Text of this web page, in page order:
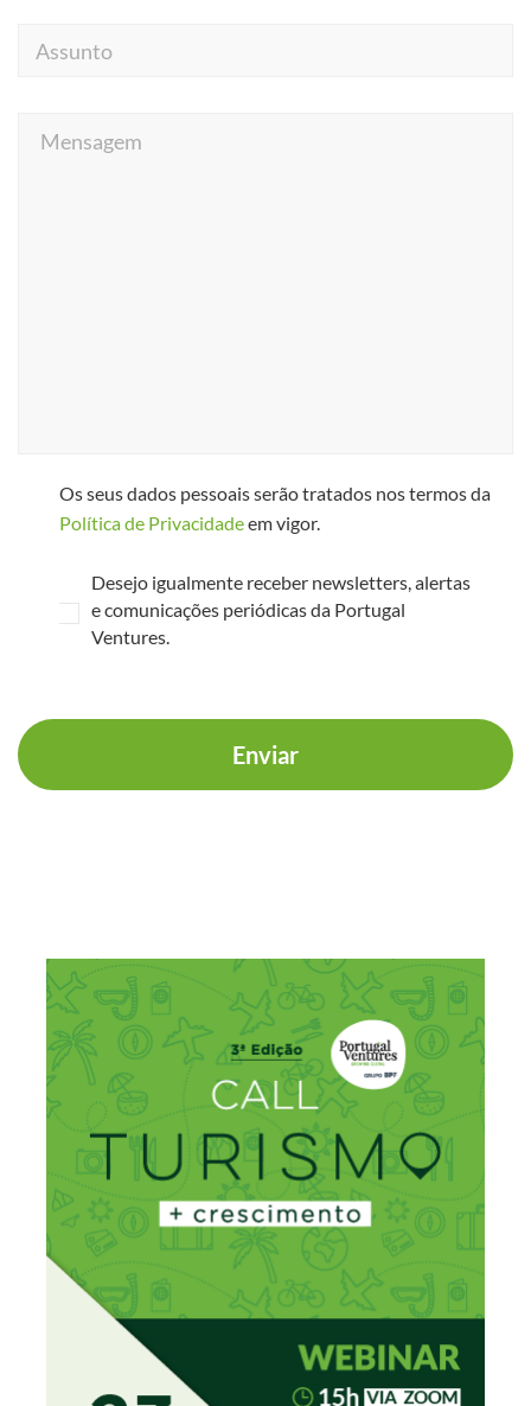
Os seus dados pessoais serão tratados nos termos da
Política de Privacidadeem vigor.
Desejo igualmente receber newsletters, alertas
e comunicações periódicas da Portugal
Ventures.